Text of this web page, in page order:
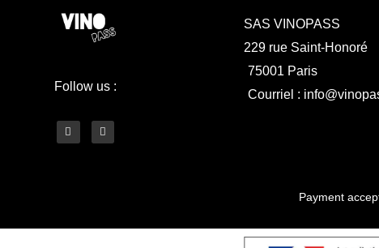
Follow us :
SAS VINOPASS
229 rue Saint-Honoré
75001 Paris
Courriel :
Payment